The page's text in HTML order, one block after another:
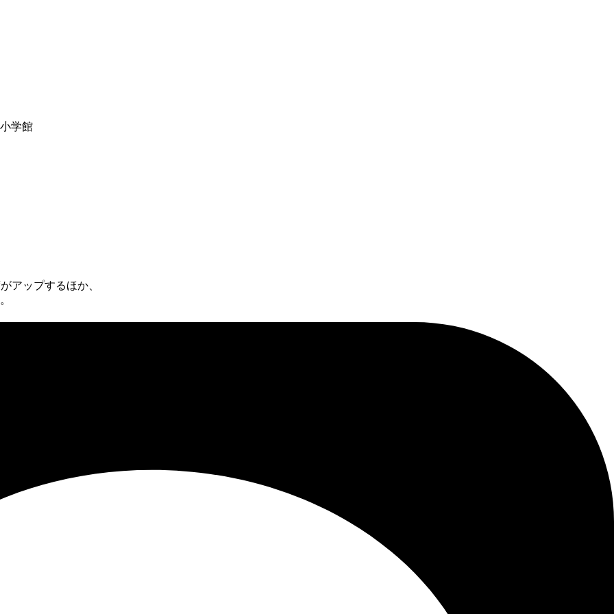
学館
アップするほか、